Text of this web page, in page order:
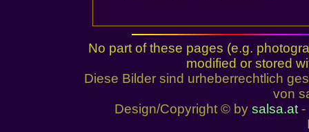
No part of these pages (e.g.
modified or stored
Diese Bilder sind urheberrechtlich
von
Design/Copyright © by salsa.at-